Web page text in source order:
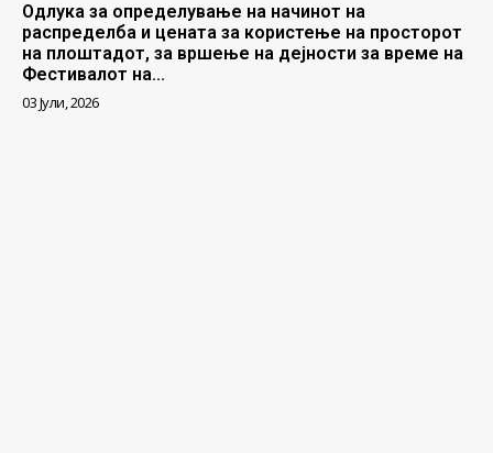
Одлука за определување на начинот на
распределба и цената за користење на просторот
на плоштадот, за вршење на дејности за време на
Фестивалот на...
03 Јули, 2026